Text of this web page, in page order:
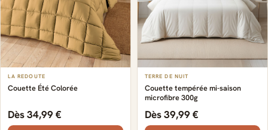
LA REDOUTE
Couette Été Colorée
Dès 34,99 €
TERRE DE NUIT
Couette tempérée mi-saison
microfibre 300g
Dès 39,99 €